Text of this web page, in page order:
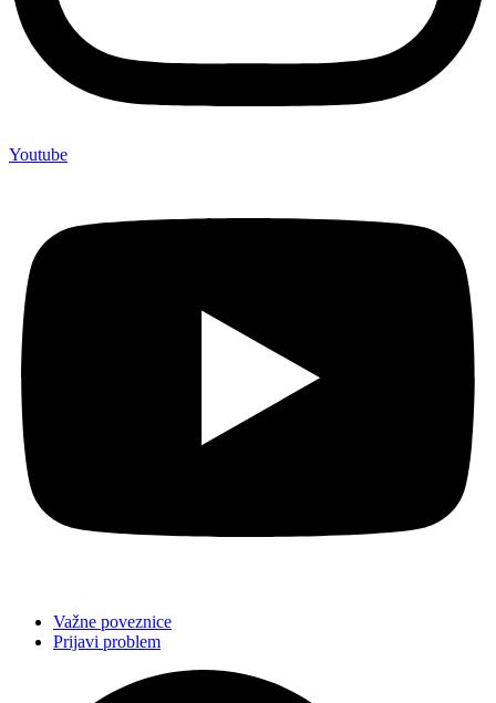
Youtube
Važne poveznice
Prijavi problem